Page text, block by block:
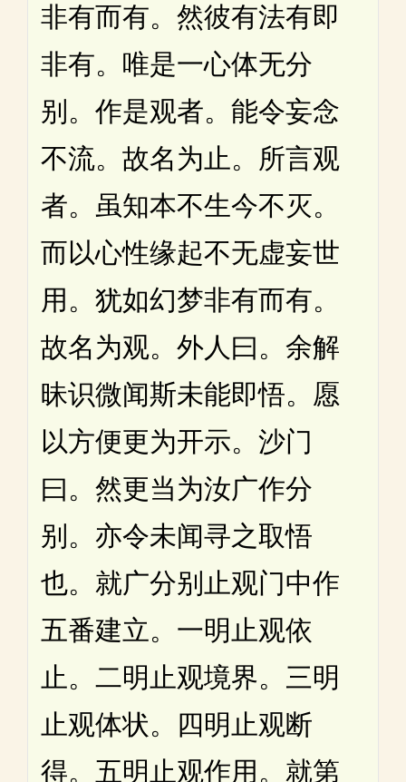
非有而有。然彼有法有即
非有。唯是一心体无分
别。作是观者。能令妄念
不流。故名为止。所言观
者。虽知本不生今不灭。
而以心性缘起不无虚妄世
用。犹如幻梦非有而有。
故名为观。外人曰。余解
昧识微闻斯未能即悟。愿
以方便更为开示。沙门
曰。然更当为汝广作分
别。亦令未闻寻之取悟
也。就广分别止观门中作
五番建立。一明止观依
止。二明止观境界。三明
止观体状。四明止观断
得。五明止观作用。就第